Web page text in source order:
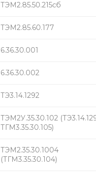
ТЭМ2.85.50.215сб
ТЭМ2.85.60.177
6.36.30.001
6.36.30.002
ТЭ3.14.1292
ТЭМ2У.35.30.102
ТГМ3.35.30.105)
ТЭМ2.35.30.1004
(ТГМ3.35.30.104)